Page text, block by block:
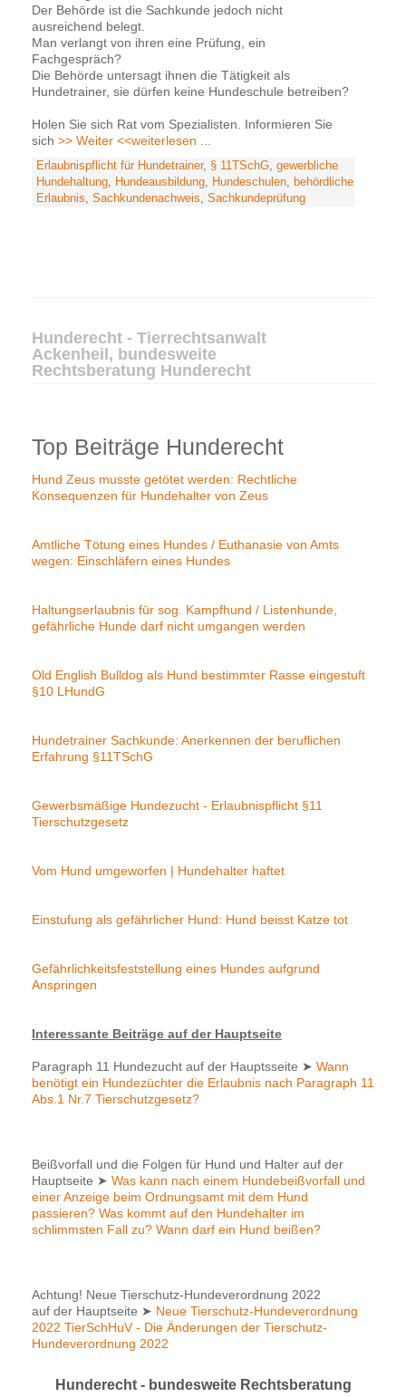
Der Behörde ist die Sachkunde jedoch nicht
ausreichend belegt.
Man verlangt von ihren eine Prüfung, ein
Fachgespräch?
Die Behörde untersagt ihnen die Tätigkeit als
Hundetrainer, sie dürfen keine Hundeschule betreiben?
Holen Sie sich Rat vom Spezialisten. Informieren Sie
sich >> Weiter <<weiterlesen ...
Erlaubnispflicht für Hundetrainer, § 11TSchG, gewerbliche
Hundehaltung, Hundeausbildung, Hundeschulen, behördliche
Erlaubnis, Sachkundenachweis, Sachkundeprüfung
Hunderecht - Tierrechtsanwalt
Ackenheil, bundesweite
Rechtsberatung Hunderecht
Top Beiträge Hunderecht
Hund Zeus musste getötet werden: Rechtliche
Konsequenzen für Hundehalter von Zeus
Amtliche Tötung eines Hundes / Euthanasie von Amts
wegen: Einschläfern eines Hundes
Haltungserlaubnis für sog. Kampfhund / Listenhunde,
gefährliche Hunde darf nicht umgangen werden
Old English Bulldog als Hund bestimmter Rasse eingestuft
§10 LHundG
Hundetrainer Sachkunde: Anerkennen der beruflichen
Erfahrung §11TSchG
Gewerbsmäßige Hundezucht - Erlaubnispflicht §11
Tierschutzgesetz
Vom Hund umgeworfen | Hundehalter haftet
Einstufung als gefährlicher Hund: Hund beisst Katze tot
Gefährlichkeitsfeststellung eines Hundes aufgrund
Anspringen
Interessante Beiträge auf der Hauptseite
Paragraph 11 Hundezucht auf der Hauptsseite ➤ Wann
benötigt ein Hundezüchter die Erlaubnis nach Paragraph 11
Abs.1 Nr.7 Tierschutzgesetz?
Beißvorfall und die Folgen für Hund und Halter auf der
Hauptseite ➤ Was kann nach einem Hundebeißvorfall und
einer Anzeige beim Ordnungsamt mit dem Hund
passieren? Was kommt auf den Hundehalter im
schlimmsten Fall zu? Wann darf ein Hund beißen?
Achtung! Neue Tierschutz-Hundeverordnung 2022
auf der Hauptseite ➤ Neue Tierschutz-Hundeverordnung
2022 TierSchHuV - Die Änderungen der Tierschutz-
Hundeverordnung 2022
Hunderecht - bundesweite Rechtsberatung